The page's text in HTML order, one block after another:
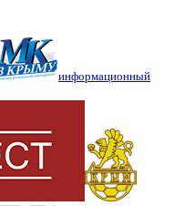
информационный